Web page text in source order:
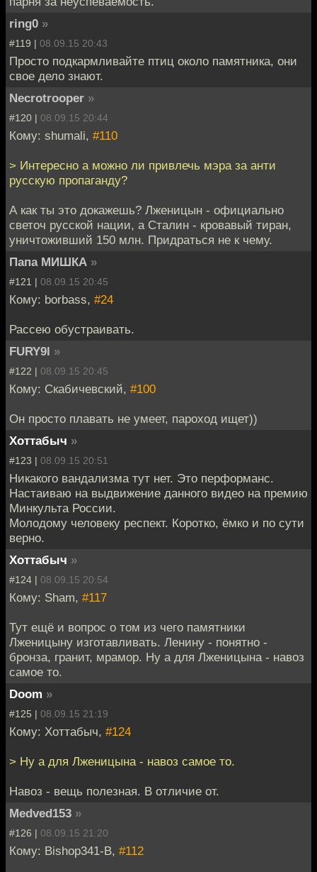
ring0 »
#119 | 08.09.15 20:43
Просто подкармливайте птиц около памятника, они
свое дело знают.
Necrotrooper »
#120 | 08.09.15 20:44
Кому: shumali, #110
> Интересно а можно ли привлечь мэра за анти
русскую пропаганду?
А как ты это докажешь? Лженицын - официально
светоч русской нации, а Сталин - кровавый тиран,
уничтоживший 150 млн. Придраться не к чему.
Папа МИШКА »
#121 | 08.09.15 20:45
Кому: borbass, #24
Рассею обустраивать.
FURY9l »
#122 | 08.09.15 20:45
Кому: Скабичевский, #100
Он просто плавать не умеет, пароход ищет))
Хоттабыч »
#123 | 08.09.15 20:51
Никакого вандализма тут нет. Это перформанс.
Настаиваю на выдвижение данного видео на премию
Минкульта России.
Молодому человеку респект. Коротко, ёмко и по сути
верно.
Хоттабыч »
#124 | 08.09.15 20:54
Кому: Sham, #117
Тут ещё и вопрос о том из чего памятники
Лженицыну изготавливать. Ленину - понятно -
бронза, гранит, мрамор. Ну а для Лженицына - навоз
самое то.
Doom »
#125 | 08.09.15 21:19
Кому: Хоттабыч, #124
> Ну а для Лженицына - навоз самое то.
Навоз - вещь полезная. В отличие от.
Medved153 »
#126 | 08.09.15 21:20
Кому: Bishop341-B, #112